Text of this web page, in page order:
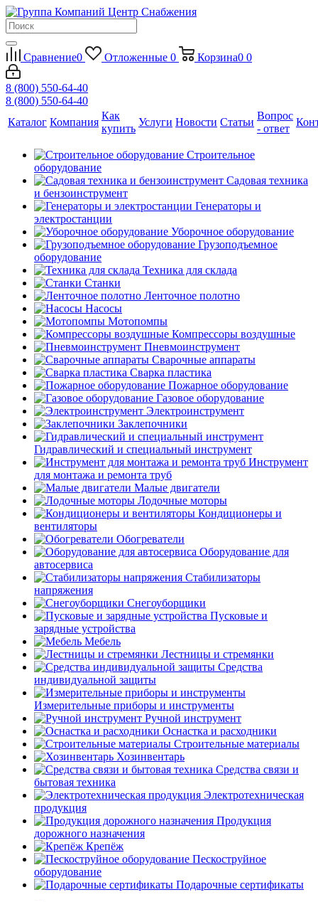
Сравнение0 Отложенные 0 Корзина0 0
8 (800) 550-64-40
8 (800) 550-64-40
Каталог Компания
Как
купить
Услуги Новости Статьи
Вопрос
- ответ
Строительное
оборудование
Садовая техника
и бензоинструмент
Генераторы и
электростанции
Уборочное оборудование
Грузоподъемное
оборудование
Техника для склада
Станки
Ленточное полотно
Насосы
Мотопомпы
Компрессоры воздушные
Пневмоинструмент
Сварочные аппараты
Сварка пластика
Пожарное оборудование
Газовое оборудование
Электроинструмент
Заклепочники
Гидравлический и специальный инструмент
Инструмент
для монтажа и ремонта труб
Малые двигатели
Лодочные моторы
Кондиционеры и
вентиляторы
Обогреватели
Оборудование для
автосервиса
Стабилизаторы
напряжения
Снегоуборщики
Пусковые и
зарядные устройства
Мебель
Лестницы и стремянки
Средства
индивидуальной защиты
Измерительные приборы и инструменты
Ручной инструмент
Оснастка и расходники
Строительные материалы
Хозинвентарь
Средства связи и
бытовая техника
Электротехническая
продукция
Продукция
дорожного назначения
Крепёж
Пескоструйное
оборудование
Подарочные сертификаты